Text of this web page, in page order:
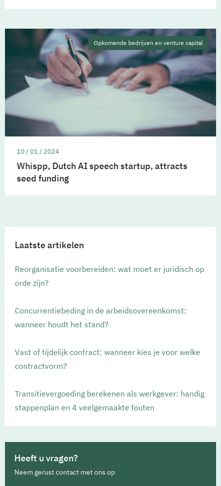
Opkomende bedrijven en venture capital
10 / 01 / 2024
Whispp, Dutch AI speech startup, attracts
seed funding
Laatste artikelen
Reorganisatie voorbereiden: wat moet er juridisch op
orde zijn?
Concurrentiebeding in de arbeidsovereenkomst:
wanneer houdt het stand?
Vast of tijdelijk contract: wanneer kies je voor welke
contractvorm?
Transitievergoeding berekenen als werkgever: handig
stappenplan en 4 veelgemaakte fouten
Heeft u vragen?
Neem gerust contact met ons op